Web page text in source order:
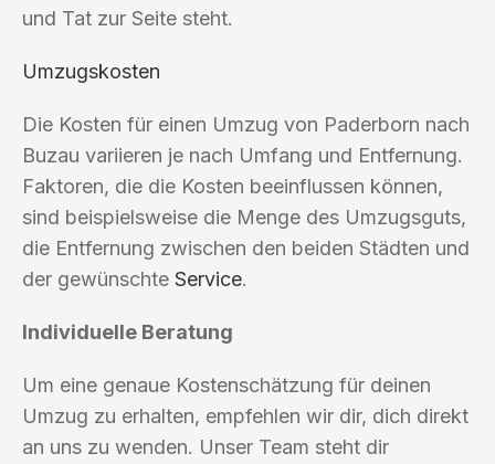
und Tat zur Seite steht.
Umzugskosten
Die Kosten für einen Umzug von Paderborn nach
Buzau variieren je nach Umfang und Entfernung.
Faktoren, die die Kosten beeinflussen können,
sind beispielsweise die Menge des Umzugsguts,
die Entfernung zwischen den beiden Städten und
der gewünschte Service.
Individuelle Beratung
Um eine genaue Kostenschätzung für deinen
Umzug zu erhalten, empfehlen wir dir, dich direkt
an uns zu wenden. Unser Team steht dir